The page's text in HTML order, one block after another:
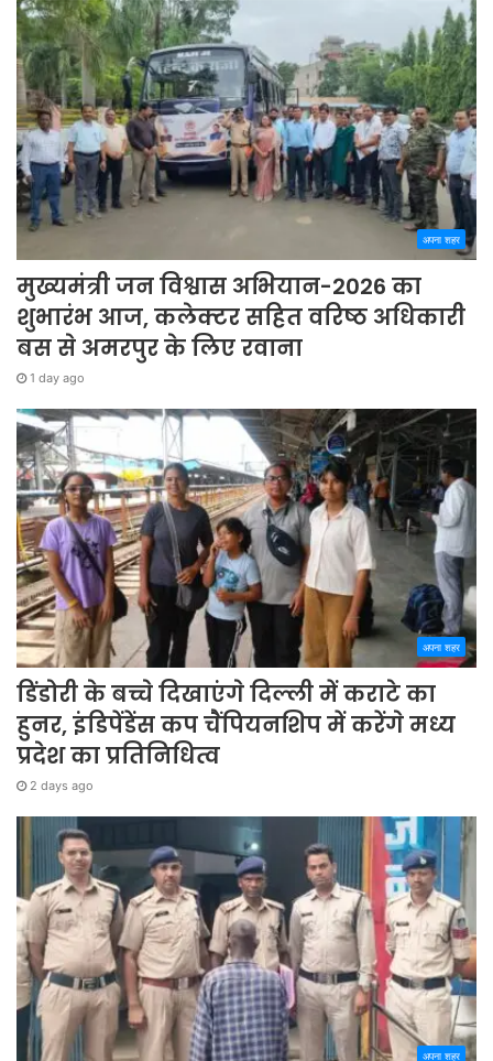
अपना शहर
मुख्यमंत्री जन विश्वास अभियान-2026 का
शुभारंभ आज, कलेक्टर सहित वरिष्ठ अधिकारी
बस से अमरपुर के लिए रवाना
1 day ago
अपना शहर
डिंडोरी के बच्चे दिखाएंगे दिल्ली में कराटे का
हुनर, इंडिपेंडेंस कप चैंपियनशिप में करेंगे मध्य
प्रदेश का प्रतिनिधित्व
2 days ago
अपना शहर